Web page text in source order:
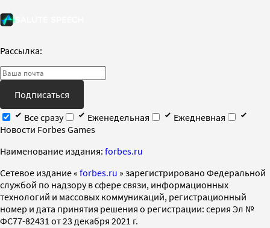
Рассылка:
Подписаться
Все сразу
Еженедельная
Ежедневная
Новости Forbes Games
Наименование издания: forbes.ru
Cетевое издание « forbes.ru » зарегистрировано Федеральной
службой по надзору в сфере связи, информационных
технологий и массовых коммуникаций, регистрационный
номер и дата принятия решения о регистрации: серия Эл №
ФС77-82431 от 23 декабря 2021 г.